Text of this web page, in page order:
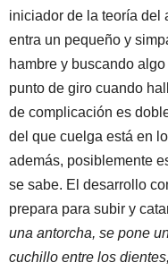
iniciador de la teoría del
entra un pequeño y
hambre y buscando
punto de giro cuando
de complicación es
del que cuelga está en
además, posiblemente
se sabe. El desarrollo
prepara para subir y
una antorcha, se pone
cuchillo entre los